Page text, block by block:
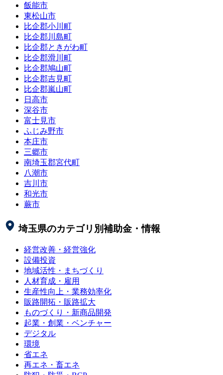
飯能市
東松山市
比企郡小川町
比企郡川島町
比企郡ときがわ町
比企郡滑川町
比企郡鳩山町
比企郡吉見町
比企郡嵐山町
日高市
深谷市
富士見市
ふじみ野市
本庄市
三郷市
南埼玉郡宮代町
八潮市
吉川市
和光市
蕨市
埼玉県のカテゴリ別補助金・情報
経営改善・経営強化
設備投資
地域活性・まちづくり
人材育成・雇用
生産性向上・業務効率化
販路開拓・販路拡大
ものづくり・新商品開発
起業・創業・ベンチャー
デジタル
環境
省エネ
再エネ・畜エネ